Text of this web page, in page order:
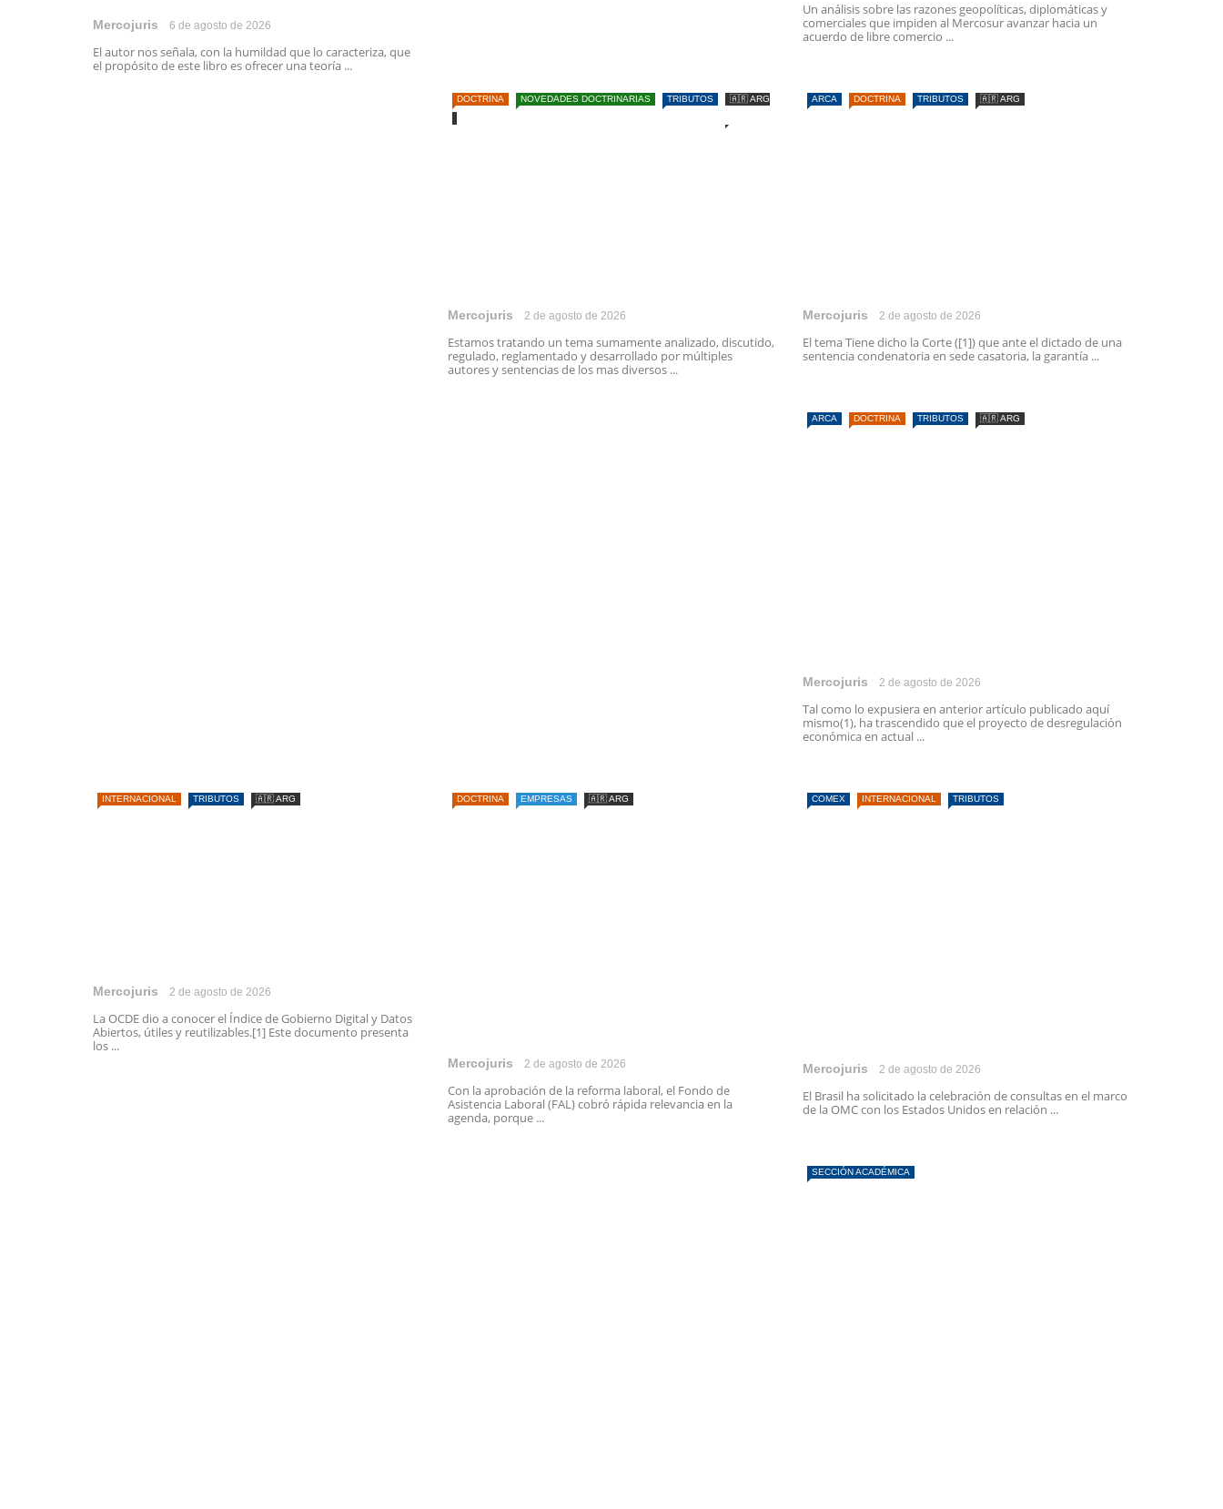
Mercojuris 6 de agosto de 2026
El autor nos señala, con la humildad que lo caracteriza, que
el propósito de este libro es ofrecer una teoría ...
Un análisis sobre las razones geopolíticas, diplomáticas y
comerciales que impiden al Mercosur avanzar hacia un
acuerdo de libre comercio ...
DOCTRINA NOVEDADES DOCTRINARIAS TRIBUTOS 🇦🇷 ARG
Mercojuris 2 de agosto de 2026
Estamos tratando un tema sumamente analizado, discutido,
regulado, reglamentado y desarrollado por múltiples
autores y sentencias de los mas diversos ...
ARCA DOCTRINA TRIBUTOS 🇦🇷 ARG
Mercojuris 2 de agosto de 2026
El tema Tiene dicho la Corte ([1]) que ante el dictado de una
sentencia condenatoria en sede casatoria, la garantía ...
ARCA DOCTRINA TRIBUTOS 🇦🇷 ARG
Mercojuris 2 de agosto de 2026
Tal como lo expusiera en anterior artículo publicado aquí
mismo(1), ha trascendido que el proyecto de desregulación
económica en actual ...
INTERNACIONAL TRIBUTOS 🇦🇷 ARG
Mercojuris 2 de agosto de 2026
La OCDE dio a conocer el Índice de Gobierno Digital y Datos
Abiertos, útiles y reutilizables.[1] Este documento presenta
los ...
DOCTRINA EMPRESAS 🇦🇷 ARG
Mercojuris 2 de agosto de 2026
Con la aprobación de la reforma laboral, el Fondo de
Asistencia Laboral (FAL) cobró rápida relevancia en la
agenda, porque ...
COMEX INTERNACIONAL TRIBUTOS
Mercojuris 2 de agosto de 2026
El Brasil ha solicitado la celebración de consultas en el marco
de la OMC con los Estados Unidos en relación ...
SECCIÓN ACADÉMICA